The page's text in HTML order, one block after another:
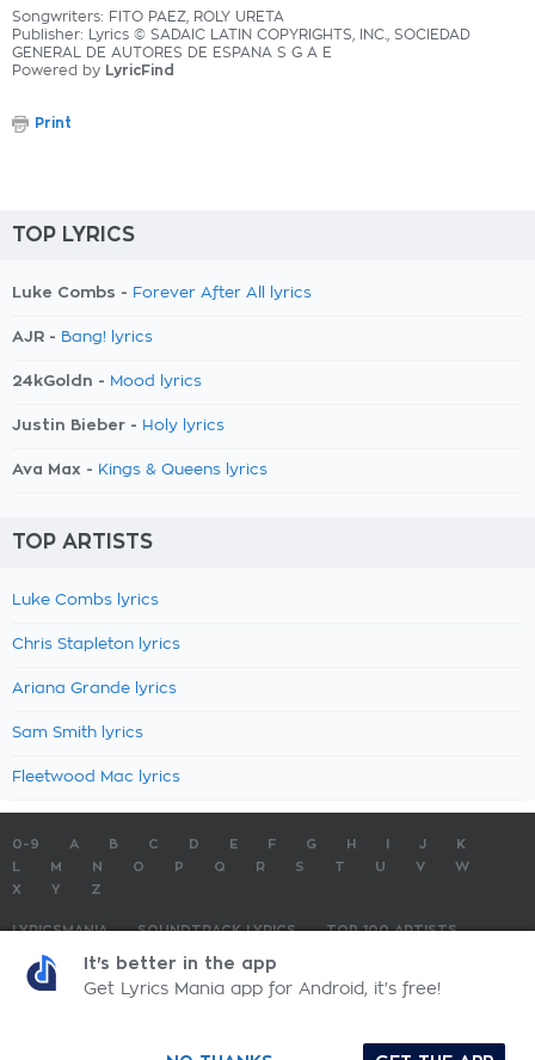
Songwriters: FITO PAEZ, ROLY URETA
Publisher: Lyrics © SADAIC LATIN COPYRIGHTS, INC., SOCIEDAD
GENERAL DE AUTORES DE ESPANA S G A E
Powered by LyricFind
Print
TOP LYRICS
Luke Combs - Forever After All lyrics
AJR - Bang! lyrics
24kGoldn - Mood lyrics
Justin Bieber - Holy lyrics
Ava Max - Kings & Queens lyrics
TOP ARTISTS
Luke Combs lyrics
Chris Stapleton lyrics
Ariana Grande lyrics
Sam Smith lyrics
Fleetwood Mac lyrics
0-9 A B C D E F G H J
K
M N O P Q R S T U V
W
X
Y Z
LYRICSMANIA SOUNDTRACK LYRICS
TOP 100 ARTISTS
TOP 100 LYRICS
LyricsMania.com - Copyright © 2026 - All Rights ReservedPrivacy Policy
It's better in the app
Get Lyrics Mania app for Android, it's free!